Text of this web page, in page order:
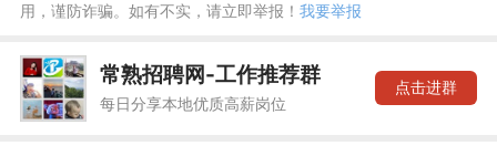
用，谨防诈骗。如有不实，请立即举报！ 我要举报
常熟招聘网-工作推荐群
每日分享本地优质高薪岗位
点击进群